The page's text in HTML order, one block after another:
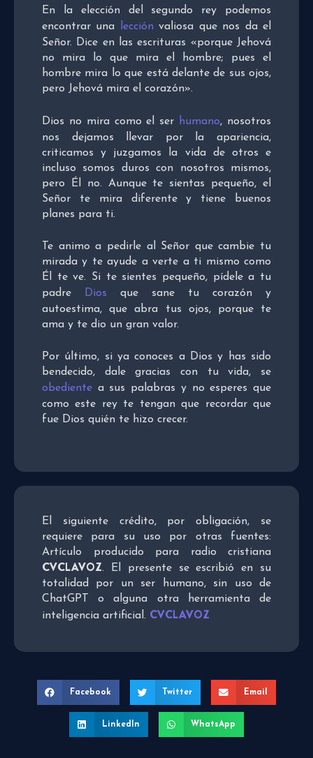
En la elección del segundo rey podemos
encontrar una
lección valiosa que nos da el
Señor. Dice en las escrituras «porque Jehová
no mira lo que mira el hombre; pues el
hombre mira lo que está delante de sus ojos,
pero Jehová mira el corazón».
Dios no mira como el ser humano, nosotros
nos dejamos llevar por la apariencia,
criticamos y juzgamos la vida de otros e
incluso somos duros con nosotros mismos,
pero Él no. Aunque te sientas pequeño, el
Señor te mira diferente y tiene buenos
planes para ti.
Te animo a pedirle al Señor que cambie tu
mirada y te ayude a verte a ti mismo como
Él te ve. Si te sientes pequeño, pídele a tu
padre
Dios que sane tu corazón y
autoestima, que abra tus ojos, porque te
ama y te dio un gran valor.
Por último, si ya conoces a Dios y has sido
bendecido, dale gracias con tu vida, se
obediente a sus palabras y no esperes que
como este rey te tengan que recordar que
fue Dios quién te hizo crecer.
El siguiente crédito, por obligación, se
requiere para su uso por otras fuentes:
Artículo producido para radio cristiana
CVCLAVOZ. El presente se escribió en su
totalidad por un ser humano, sin uso de
ChatGPT o alguna otra herramienta de
inteligencia artificial. CVCLAVOZ
Facebook Twitter Email
LinkedIn WhatsApp